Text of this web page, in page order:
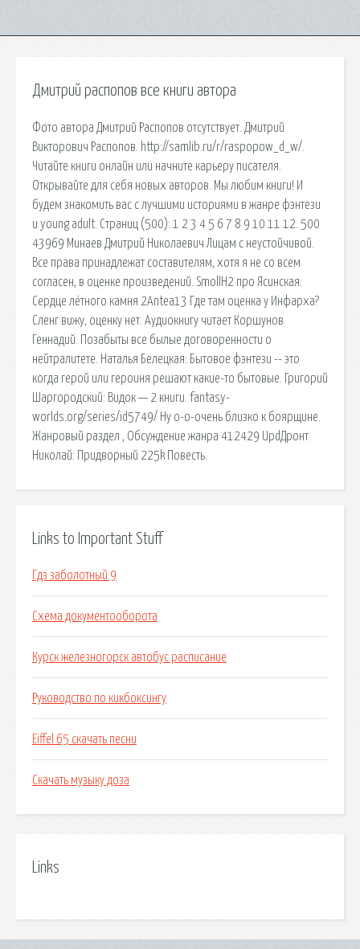
Дмитрий распопов все книги автора
Фото автора Дмитрий Распопов отсутствует. Дмитрий
Викторович Распопов. http://samlib.ru/r/raspopow_d_w/.
Читайте книги онлайн или начните карьеру писателя.
Открывайте для себя новых авторов. Мы любим книги! И
будем знакомить вас с лучшими историями в жанре фэнтези
и young adult. Страниц (500): 1 2 3 4 5 6 7 8 9 10 11 12. 500
43969 Минаев Дмитрий Николаевич Лицам с неустойчивой.
Все права принадлежат составителям, хотя я не со всем
согласен, в оценке произведений. SmollH2 про Ясинская:
Сердце лётного камня 2Antea13 Где там оценка у Инфарха?
Сленг вижу, оценку нет. Аудиокнигу читает Коршунов
Геннадий. Позабыты все былые договоренности о
нейтралитете. Наталья Белецкая: Бытовое фэнтези -- это
когда герой или героиня решают какие-то бытовые. Григорий
Шаргородский: Видок — 2 книги. fantasy-
worlds.org/series/id5749/ Ну о-о-очень близко к боярщине.
Жанровый раздел , Обсуждение жанра 412429 UpdДронт
Николай: Придворный 225k Повесть.
Links to Important Stuff
Гдз заболотный 9
Схема документооборота
Курск железногорск автобус расписание
Руководство по кикбоксингу
Eiffel 65 скачать песни
Скачать музыку доза
Links